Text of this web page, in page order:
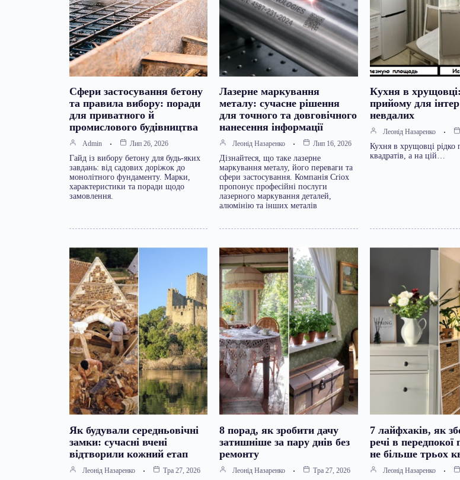
Сфери застосування бетону
та правила вибору: поради
для приватного й
промислового будівництва
Admin Лип 26, 2026
Гайд із вибору бетону для будь-яких
завдань: від садових доріжок до
монолітного фундаменту. Марки,
характеристики та поради щодо
замовлення.
Лазерне маркування
металу: сучасне рішення
для точного та довговічного
нанесення інформації
Леонід Назаренко Лип 16, 2026
Дізнайтеся, що таке лазерне
маркування металу, його переваги та
сфери застосування. Компанія Criox
пропонує професійні послуги
лазерного маркування деталей,
алюмінію та інших металів
Кухня в
прийому для
невдалих
Леонід Назаренко
Кухня в хрущовці рідко
квадратів, а на цій…
Як будували середньовічні
замки: сучасні вчені
відтворили кожний етап
Леонід Назаренко Тра 27, 2026
8 порад, як зробити дачу
затишніше за пару днів без
ремонту
Леонід Назаренко Тра 27, 2026
7 лайфхаків, як
речі в
не більше трьох
Леонід Назаренко